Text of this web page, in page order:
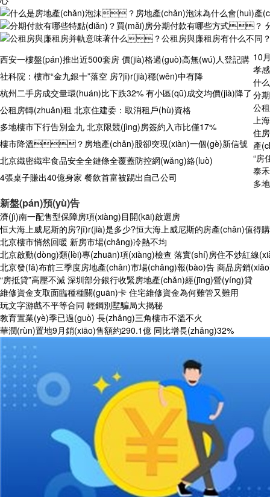
西安一樓盤(pán)推出近500套房 價(jià)格過(guò)高無(wú)人登記購
(gòu)買(mǎi)
社科院：樓市“金九銀十”落空 房?jī)r(jià)穩(wěn)中有降
杭州二手房成交量環(huán)比下跌32% 有小區(qū)成交均價(jià)降了
36%
公租房轉(zhuǎn)租 北京住建委：取消租戶(hù)資格
多地樓市下行告別金九 北京限競(jìng)房簽約入市比僅17%
樓市降溫？房地產(chǎn)股卻突現(xiàn)一個(gè)新信號
(hào)，機(jī)會(huì)來(lái)了嗎...
北京織密織牢食品安全全鏈條全覆蓋防控網(wǎng)絡(luò)
4張桌子賺出40億身家 餐飲首富被踢出自己公司
10
孝
什
分
公
上
住
產
“房
泰
多
新盤(pán)預(yù)告
濟(jì)南一配售型保障房項(xiàng)目開(kāi)啟選房
恒大海上威尼斯的房?jī)r(jià)是多少?恒大海上威尼斯的房產(chǎn)值得
北京樓市悄然回暖 新房市場(chǎng)冷熱不均
北京啟動(dòng)類(lèi)專(zhuān)項(xiàng)檢查 落實(shí)房住不炒紅線
北京發(fā)布前三季度房地產(chǎn)市場(chǎng)報(bào)告 商品房銷
“房抵貸”高壓不減 深圳部分銀行收緊房地產(chǎn)經(jīng)營(yíng)貸
維修資金支取面臨種種關(guān)卡 住宅維修資金為何難管又難用
玩文字游戲不平等合同 輕鋼別墅騙局大揭秘
教育置業(yè)季已過(guò) 長(zhǎng)三角樓市不溫不火
華潤(rùn)置地9月銷(xiāo)售額約290.1億 同比增長(zhǎng)32%